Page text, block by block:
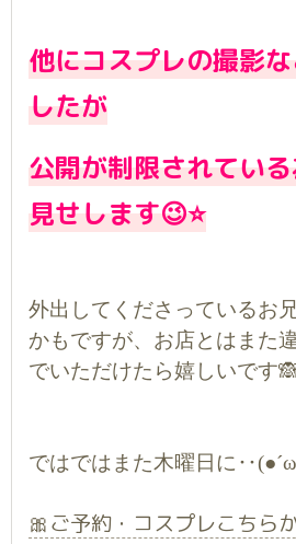
他にコスプレの撮影
したが
公開が制限されてい
見せします😉⭐
外出してくださっているお
かもですが、お店とはまた
でいただけたら嬉しいです
ではではまた木曜日に
🎀ご予約・コスプレこちら